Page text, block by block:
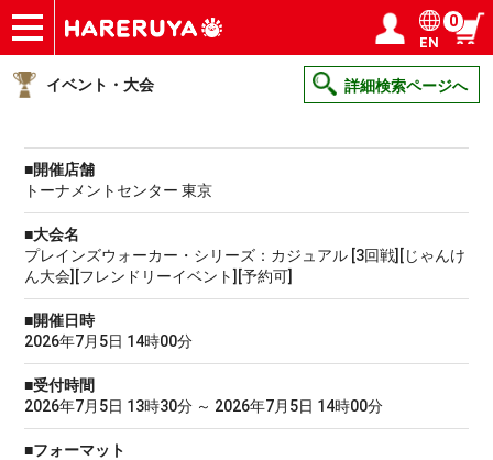
ショップ
買取
記事
デッキ検索
デッキ構築
選手一覧
店舗一覧
イベント
ヘルプ
お問い合わせ ログイン／会員登録
EN
0
イベント・大会 詳細検索ページへ
■開催店舗
トーナメントセンター 東京
■大会名
プレインズウォーカー・シリーズ：カジュアル [3回戦][じゃんけ
ん大会][フレンドリーイベント][予約可]
■開催日時
2026年7月5日 14時00分
■受付時間
2026年7月5日 13時30分 ～ 2026年7月5日 14時00分
■フォーマット